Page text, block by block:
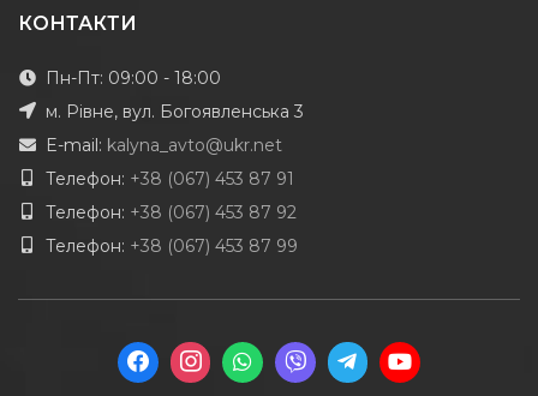
КОНТАКТИ
Пн-Пт: 09:00 - 18:00
м. Рівне, вул. Богоявленська 3
E-mail: kalyna_avto@ukr.net
Телефон: +38 (067) 453 87 91
Телефон: +38 (067) 453 87 92
Телефон: +38 (067) 453 87 99